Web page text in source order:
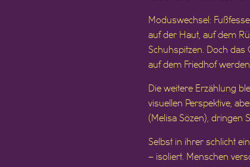
Moduswechsel:
auf der Haut, auf dem
Schuhspitzen. Doch das
auf dem Friedhof
Die weitere Erzählung
visuellen Perspektive,
(Melisa Sözen), dringen
Selbst in ihrer schlicht
– isoliert. Menschen